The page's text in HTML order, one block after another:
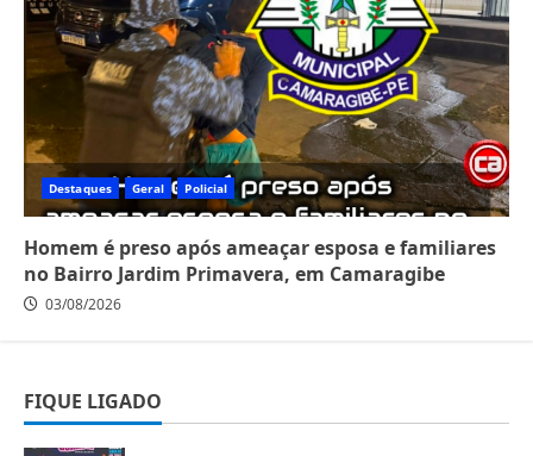
Destaques Geral Policial
Homem é preso após ameaçar esposa e familiares
no Bairro Jardim Primavera, em Camaragibe
03/08/2026
FIQUE LIGADO